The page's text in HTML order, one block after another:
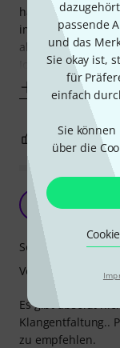
passende
und das
Sie okay ist,
für
einfach
Sie
über die
hatte ich mit der
immer
als wäre sie
Ich habe viel
Mehr anzeigen
0
Es gibt absolut
Klangentfaltung..
zu empfehlen.
Sound
Verarbeitung